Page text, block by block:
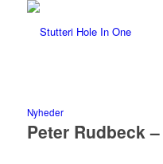
Nyheder
Peter Rudbeck